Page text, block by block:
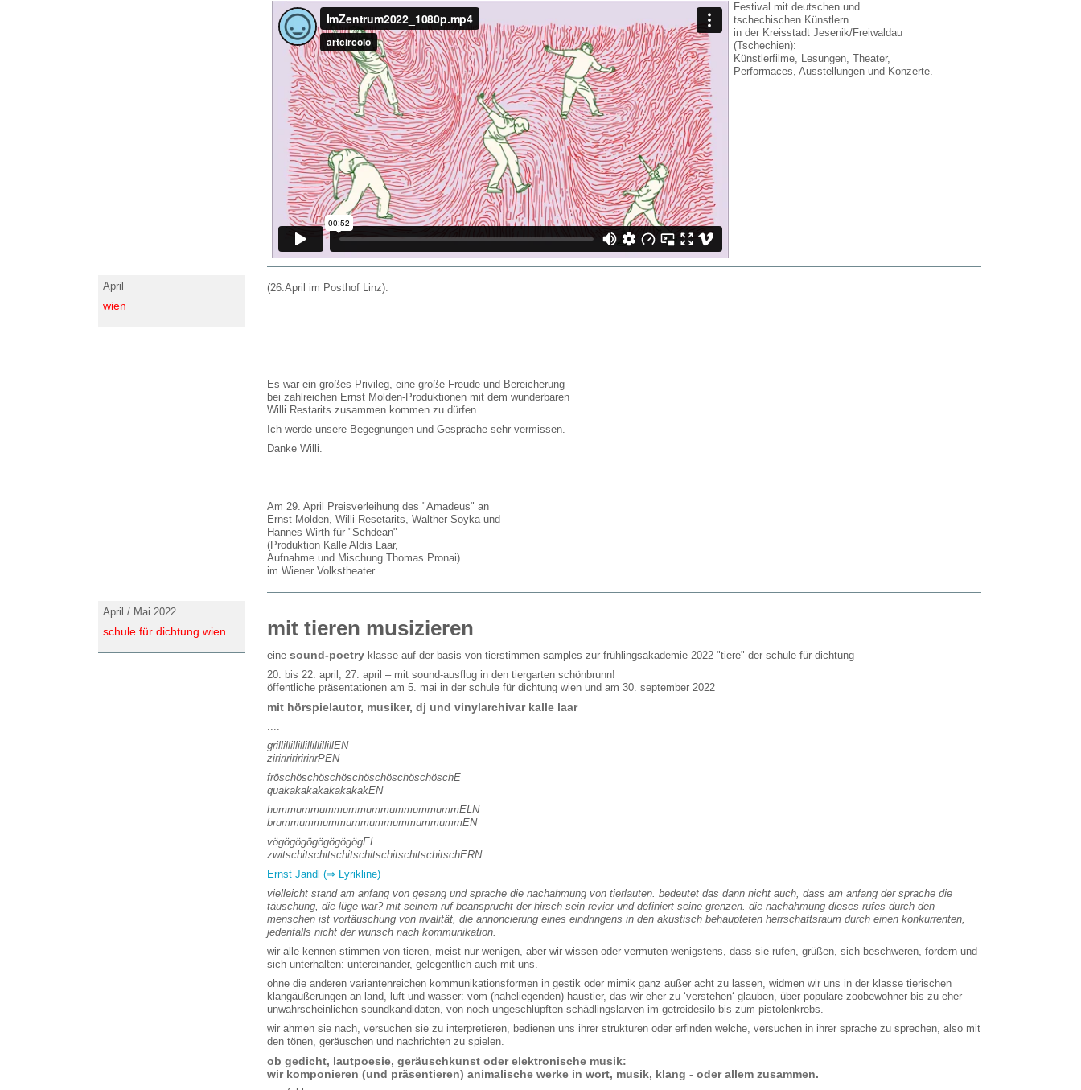
Festival mit deutschen und
tschechischen Künstlern
in der Kreisstadt Jesenik/Freiwaldau
(Tschechien):
Künstlerfilme, Lesungen, Theater,
Performaces, Ausstellungen und Konzerte.
April
wien
(26.April im Posthof Linz).
Es war ein großes Privileg, eine große Freude und Bereicherung
bei zahlreichen Ernst Molden-Produktionen mit dem wunderbaren
Willi Restarits zusammen kommen zu dürfen.
Ich werde unsere Begegnungen und Gespräche sehr vermissen.
Danke Willi.
Am 29. April Preisverleihung des "Amadeus" an
Ernst Molden, Willi Resetarits, Walther Soyka und
Hannes Wirth für "Schdean"
(Produktion Kalle Aldis Laar,
Aufnahme und Mischung Thomas Pronai)
im Wiener Volkstheater
April / Mai 2022
schule für dichtung wien mit tieren musizieren
eine sound-poetry klasse auf der basis von tierstimmen-samples zur frühlingsakademie 2022 "tiere" der schule für dichtung
20. bis 22. april, 27. april – mit sound-ausflug in den tiergarten schönbrunn!
öffentliche präsentationen am 5. mai in der schule für dichtung wien und am 30. september 2022
mit hörspielautor, musiker, dj und vinylarchivar kalle laar
....
grillillillillillillillillEN
ziriririririririrPEN
fröschöschöschöschöschöschöschöschE
quakakakakakakakakEN
hummummummummummummummummELN
brummummummummummummummummEN
vögögögögögögögögEL
zwitschitschitschitschitschitschitschitschERN
Ernst Jandl (⇒ Lyrikline)
vielleicht stand am anfang von gesang und sprache die nachahmung von tierlauten. bedeutet das dann nicht auch, dass am anfang der sprache die
täuschung, die lüge war? mit seinem ruf beansprucht der hirsch sein revier und definiert seine grenzen. die nachahmung dieses rufes durch den
menschen ist vortäuschung von rivalität, die annoncierung eines eindringens in den akustisch behaupteten herrschaftsraum durch einen konkurrenten,
jedenfalls nicht der wunsch nach kommunikation.
wir alle kennen stimmen von tieren, meist nur wenigen, aber wir wissen oder vermuten wenigstens, dass sie rufen, grüßen, sich beschweren, fordern und
sich unterhalten: untereinander, gelegentlich auch mit uns.
ohne die anderen variantenreichen kommunikationsformen in gestik oder mimik ganz außer acht zu lassen, widmen wir uns in der klasse tierischen
klangäußerungen an land, luft und wasser: vom (naheliegenden) haustier, das wir eher zu ‘verstehen‘ glauben, über populäre zoobewohner bis zu eher
unwahrscheinlichen soundkandidaten, von noch ungeschlüpften schädlingslarven im getreidesilo bis zum pistolenkrebs.
wir ahmen sie nach, versuchen sie zu interpretieren, bedienen uns ihrer strukturen oder erfinden welche, versuchen in ihrer sprache zu sprechen, also mit
den tönen, geräuschen und nachrichten zu spielen.
ob gedicht, lautpoesie, geräuschkunst oder elektronische musik:
wir komponieren (und präsentieren) animalische werke in wort, musik, klang - oder allem zusammen.